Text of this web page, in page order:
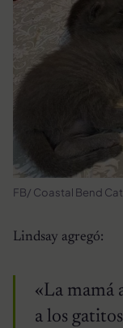
FB/ Coastal Bend
Lindsay agregó:
«La mamá
a los